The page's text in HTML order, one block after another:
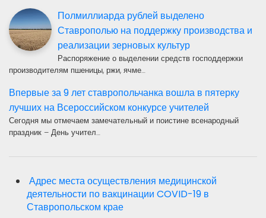
Полмиллиарда рублей выделено
Ставрополью на поддержку производства и
реализации зерновых культур
Распоряжение о выделении средств господдержки
производителям пшеницы, ржи, ячме…
Впервые за 9 лет ставропольчанка вошла в пятерку
лучших на Всероссийском конкурсе учителей
Сегодня мы отмечаем замечательный и поистине всенародный
праздник – День учител…
Адрес места осуществления медицинской
деятельности по вакцинации COVID-19 в
Ставропольском крае